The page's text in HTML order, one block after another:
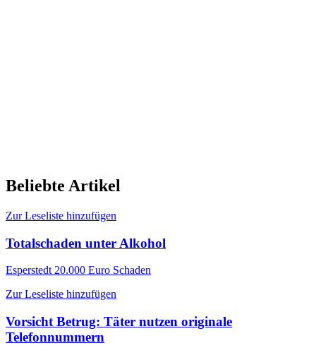
Beliebte Artikel
Zur Leseliste hinzufügen
Totalschaden unter Alkohol
Esperstedt 20.000 Euro Schaden
Zur Leseliste hinzufügen
Vorsicht Betrug: Täter nutzen originale
Telefonnummern